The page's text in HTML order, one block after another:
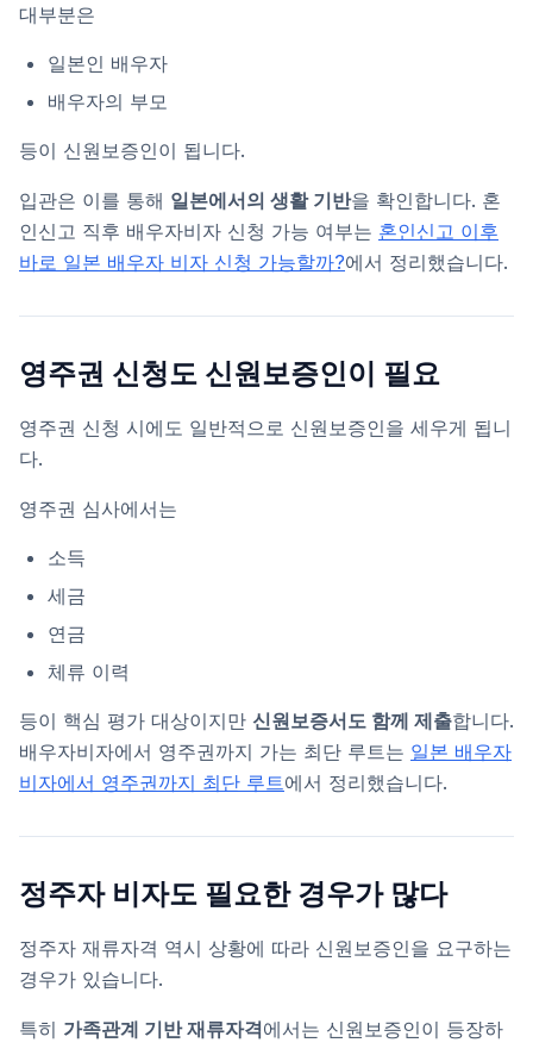
대부분은
일본인 배우자
배우자의 부모
등이 신원보증인이 됩니다.
입관은 이를 통해 일본에서의 생활 기반을 확인합니다. 혼
인신고 직후 배우자비자 신청 가능 여부는 혼인신고 이후
바로 일본 배우자 비자 신청 가능할까?에서 정리했습니다.
영주권 신청도 신원보증인이 필요
영주권 신청 시에도 일반적으로 신원보증인을 세우게 됩니
다.
영주권 심사에서는
소득
세금
연금
체류 이력
등이 핵심 평가 대상이지만 신원보증서도 함께 제출합니다.
배우자비자에서 영주권까지 가는 최단 루트는 일본 배우자
비자에서 영주권까지 최단 루트에서 정리했습니다.
정주자 비자도 필요한 경우가 많다
정주자 재류자격 역시 상황에 따라 신원보증인을 요구하는
경우가 있습니다.
특히 가족관계 기반 재류자격에서는 신원보증인이 등장하